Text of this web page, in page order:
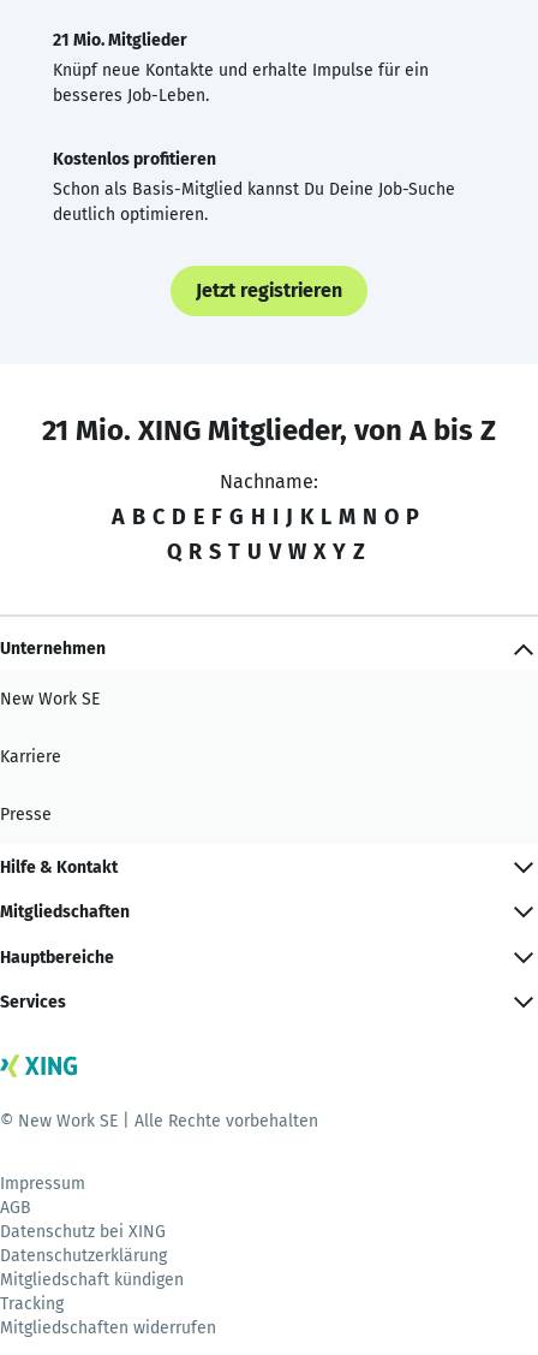
21 Mio. Mitglieder
Knüpf neue Kontakte und erhalte Impulse für ein
besseres Job-Leben.
Kostenlos profitieren
Schon als Basis-Mitglied kannst Du Deine Job-Suche
deutlich optimieren.
Jetzt registrieren
21 Mio. XING Mitglieder, von A bis Z
Nachname:
A B C D E F G H I J K L M N O P
Q R S T U V W X Y Z
Unternehmen
New Work SE
Karriere
Presse
Hilfe & Kontakt
Mitgliedschaften
Hauptbereiche
Services
© New Work SE | Alle Rechte vorbehalten
Impressum
AGB
Datenschutz bei XING
Datenschutzerklärung
Mitgliedschaft kündigen
Tracking
Mitgliedschaften widerrufen